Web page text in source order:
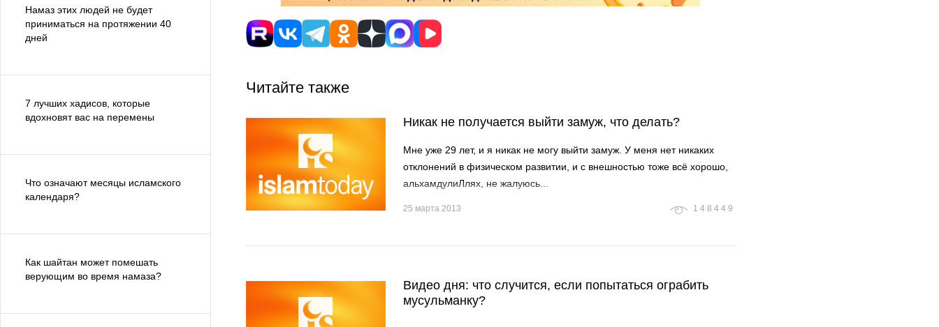
Намаз этих людей не будет
приниматься на протяжении 40
дней
7 лучших хадисов, которые
вдохновят вас на перемены
Что означают месяцы исламского
календаря?
Как шайтан может помешать
верующим во время намаза?
Читайте также
Никак не получается выйти замуж, что делать?
Мне уже 29 лет, и я никак не могу выйти замуж. У меня нет никаких
отклонений в физическом развитии, и с внешностью тоже всё хорошо,
альхамдулиЛлях, не жалуюсь...
25 марта 2013 148449
Видео дня: что случится, если попытаться ограбить
мусульманку?